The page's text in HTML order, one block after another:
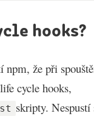
hooks?
npm, že při
cycle hooks,
skripty. Nespustí